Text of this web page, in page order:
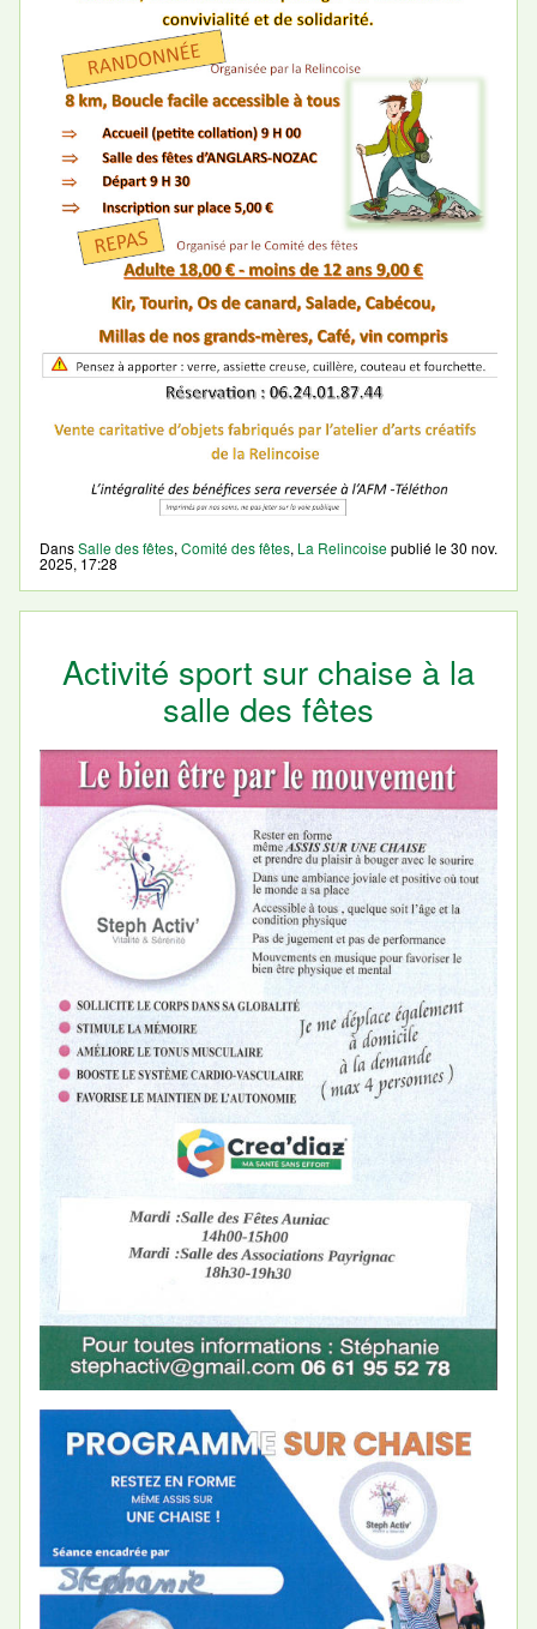
DansSalle des fêtes, Comité des fêtes, La Relincoisepublié le30 nov.
2025, 17:28
Activité sport sur chaise à la
salle des fêtes